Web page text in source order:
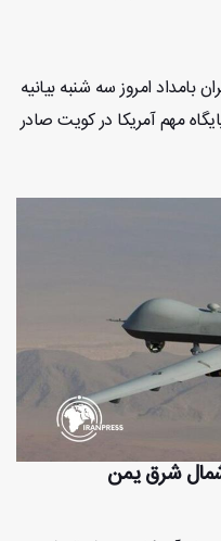
بامداد امروز سه شنبه بیانیه
مهم آمریکا در کویت صادر
شرق یمن